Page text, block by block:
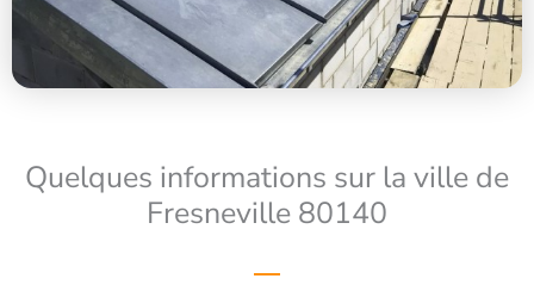
Quelques informations sur la ville de
Fresneville 80140